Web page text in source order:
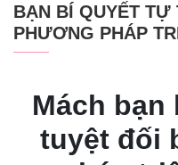
BẠN BÍ QUYẾT TỰ
PHƯƠNG PHÁP
Mách
tuyệt đối